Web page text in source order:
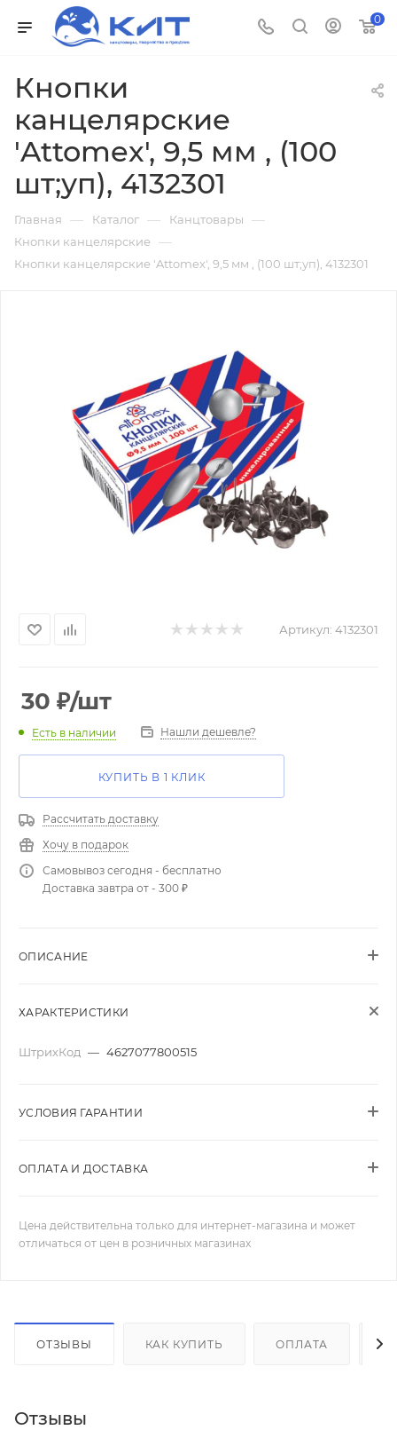
0
Кнопки
канцелярские
'Attomex', 9,5 мм , (100
шт;уп), 4132301
Главная — Каталог — Канцтовары —
Кнопки канцелярские —
Кнопки канцелярские 'Attomex', 9,5 мм , (100 шт;уп), 4132301
Артикул: 4132301
30 ₽/шт
Есть в наличии Нашли дешевле?
КУПИТЬ В 1 КЛИК
Рассчитать доставку
Хочу в подарок
Самовывоз сегодня - бесплатно
Доставка завтра от - 300 ₽
ОПИСАНИЕ
ХАРАКТЕРИСТИКИ
ШтрихКод — 4627077800515
УСЛОВИЯ ГАРАНТИИ
ОПЛАТА И ДОСТАВКА
Цена действительна только для интернет-магазина и может
отличаться от цен в розничных магазинах
ОТЗЫВЫ КАК КУПИТЬ ОПЛАТА
Отзывы